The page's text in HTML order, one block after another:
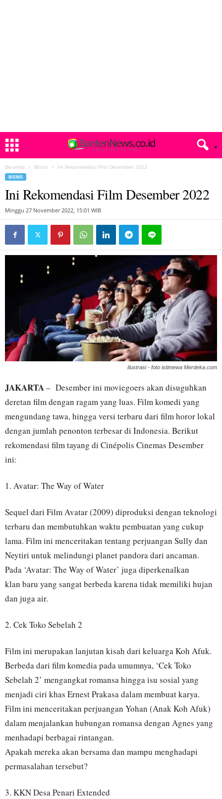
Beranda Bisnis Ini Rekomendasi Film Desember 2022
BISNIS
Ini Rekomendasi Film Desember 2022
Minggu 27 November 2022, 15:01 WIB
Ilustrasi - foto istimewa Merdeka.com
JAKARTA– Desember ini moviegoers akan disuguhkan
deretan film dengan ragam yang luas. Film komedi yang
mengundang tawa, hingga versi terbaru dari film horor lokal
dengan jumlah penonton terbesar di Indonesia. Berikut
rekomendasi film tayang di Cinépolis Cinemas Desember
ini:
1. Avatar: The Way of Water
Sequel dari Film Avatar (2009) diproduksi dengan teknologi
terbaru dan membutuhkan waktu pembuatan yang cukup
lama. Film ini menceritakan tentang perjuangan Sully dan
Neytiri untuk melindungi planet pandora dari ancaman.
Pada ‘Avatar: The Way of Water’ juga diperkenalkan
klan baru yang sangat berbeda karena tidak memiliki hujan
dan juga air.
2. Cek Toko Sebelah 2
Film ini merupakan lanjutan kisah dari keluarga Koh Afuk.
Berbeda dari film komedia pada umumnya, ‘Cek Toko
Sebelah 2’ mengangkat romansa hingga isu sosial yang
menjadi ciri khas Ernest Prakasa dalam membuat karya.
Film ini menceritakan perjuangan Yohan (Anak Koh Afuk)
dalam menjalankan hubungan romansa dengan Agnes yang
menhadapi berbagai rintangan.
Apakah mereka akan bersama dan mampu menghadapi
permasalahan tersebut?
3. KKN Desa Penari Extended